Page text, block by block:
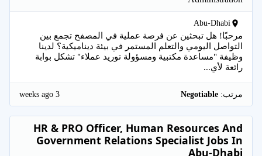
Abu-Dhabi
مرحبًا! هل تبحثين عن فرصة عملية في المصفح تجمع بين
التواصل اليومي والتعلم المستمر في بيئة ديناميكية؟ لدينا
وظيفة "مساعدة مكتبية ومسؤولة توريد عملاء" تشكل بوابة
رائعة لأي...
مرتب: 3 weeks ago
HR & PRO Officer, Human Resources And
Government Relations Specialist Jobs In
Abu-Dhabi